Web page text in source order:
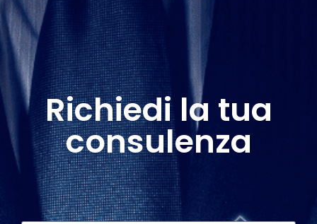
Richiedi la tua
consulenza